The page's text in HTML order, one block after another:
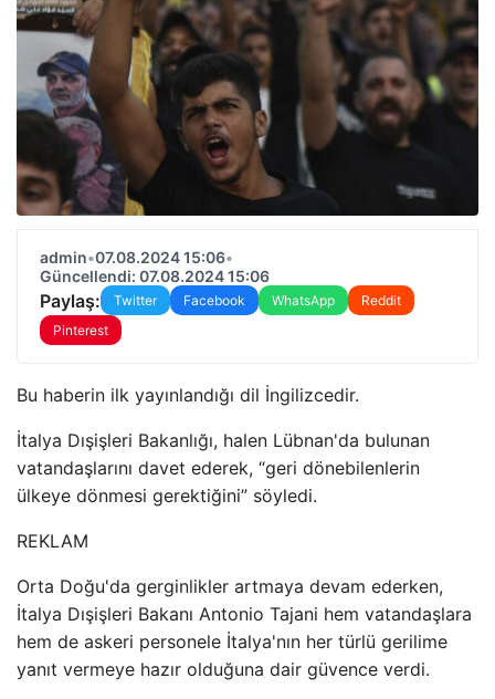
admin•07.08.2024 15:06•
Güncellendi: 07.08.2024 15:06
Paylaş: Twitter Facebook WhatsApp
Reddit
Pinterest
Bu haberin ilk yayınlandığı dil İngilizcedir.
İtalya Dışişleri Bakanlığı, halen Lübnan'da bulunan
vatandaşlarını davet ederek, “geri dönebilenlerin
ülkeye dönmesi gerektiğini” söyledi.
REKLAM
Orta Doğu'da gerginlikler artmaya devam ederken,
İtalya Dışişleri Bakanı Antonio Tajani hem vatandaşlara
hem de askeri personele İtalya'nın her türlü gerilime
yanıt vermeye hazır olduğuna dair güvence verdi.